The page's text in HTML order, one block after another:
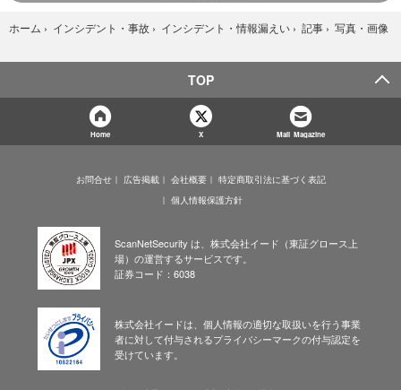
ホーム › インシデント・事故 › インシデント・情報漏えい › 記事 › 写真・画像
TOP
Home X Mail Magazine
お問合せ 広告掲載 会社概要
特定商取引法に基づく表記
個人情報保護方針
ScanNetSecurity は、株式会社イード（東証グロース上
場）の運営するサービスです。
証券コード：6038
株式会社イードは、個人情報の適切な取扱いを行う事業
者に対して付与されるプライバシーマークの付与認定を
受けています。